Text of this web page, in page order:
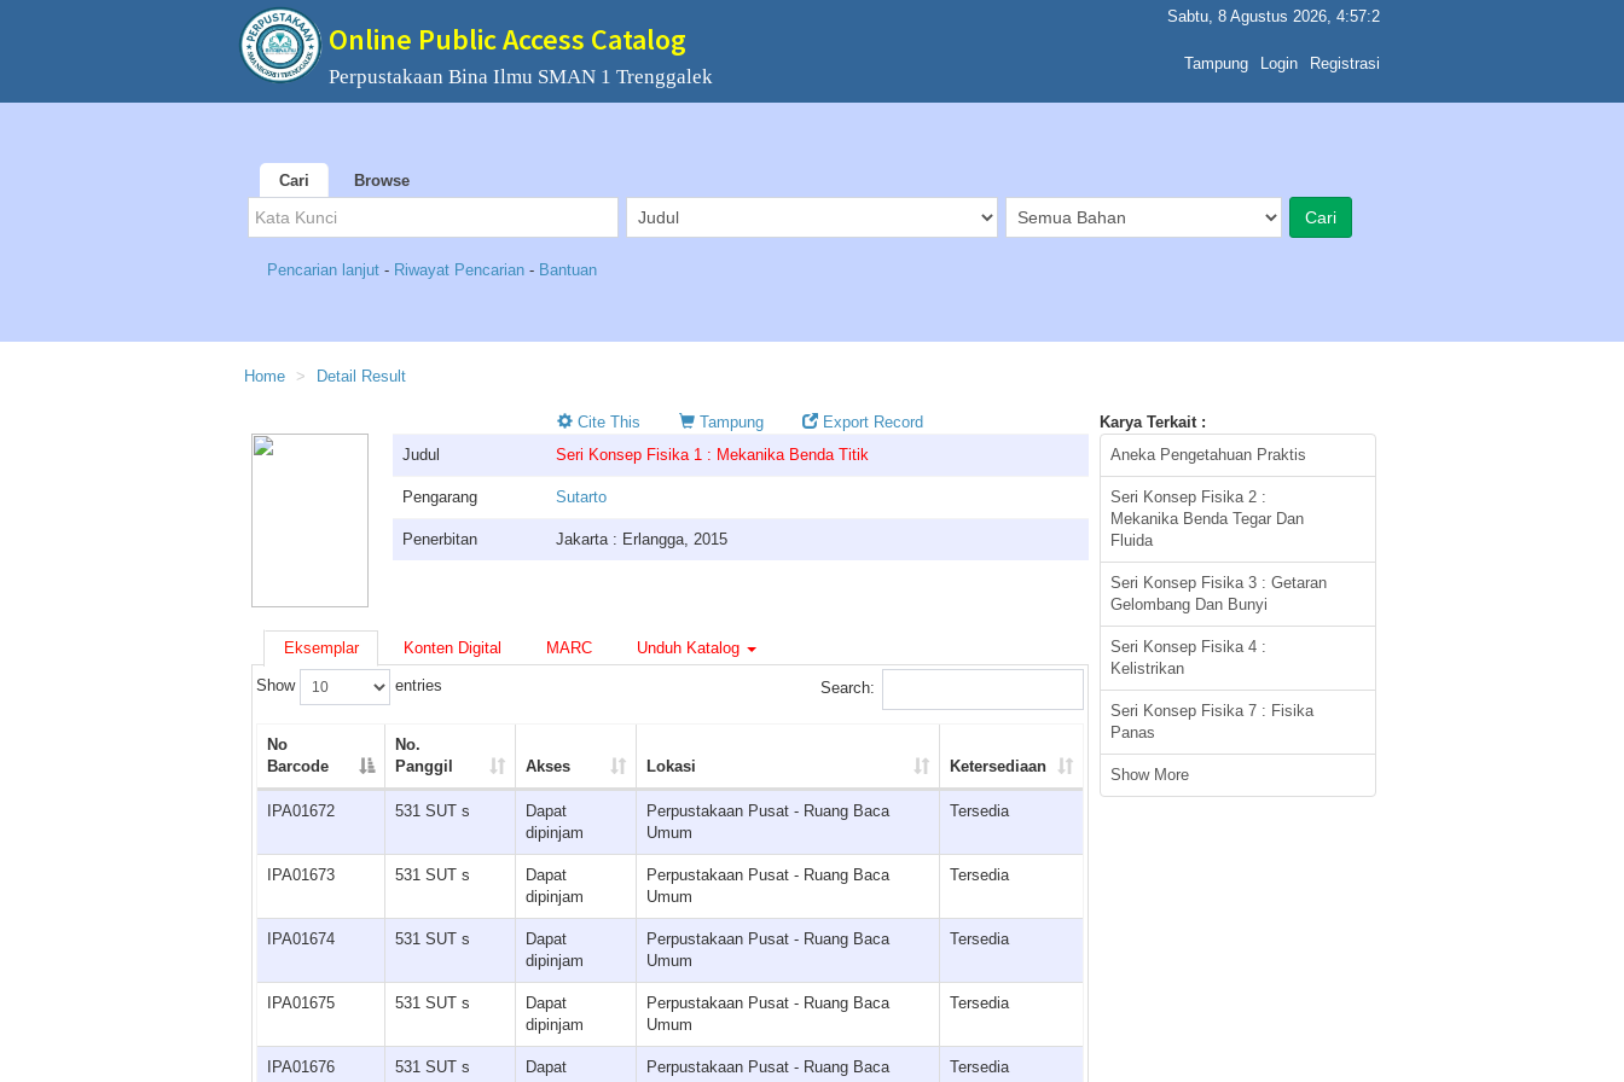
Online Public Access Catalog
Perpustakaan Bina Ilmu SMAN 1 Trenggalek
Sabtu, 8 Agustus 2026, 4:57:2
Tampung Login Registrasi
Cari Browse
Pencarian lanjut - Riwayat Pencarian - Bantuan
Home Detail Result
Cite This Tampung
Export Record
Judul
Seri Konsep Fisika 1 : Mekanika Benda Titik
Pengarang Sutarto
Penerbitan Jakarta : Erlangga, 2015
Eksemplar Konten Digital MARC Unduh Katalog
Show entries Search:
No
Barcode
No.
Panggil
Akses Lokasi Ketersediaan
IPA01672 531 SUT s
Dapat
dipinjam
Perpustakaan Pusat - Ruang Baca
Umum
Tersedia
IPA01673 531 SUT s
Dapat
dipinjam
Perpustakaan Pusat - Ruang Baca
Umum
Tersedia
IPA01674 531 SUT s
Dapat
dipinjam
Perpustakaan Pusat - Ruang Baca
Umum
Tersedia
IPA01675 531 SUT s
Dapat
dipinjam
Perpustakaan Pusat - Ruang Baca
Umum
Tersedia
IPA01676 531 SUT s
Dapat
Perpustakaan Pusat - Ruang Baca
Tersedia
Karya Terkait :
Aneka Pengetahuan Praktis
Seri Konsep Fisika 2 :
Mekanika Benda Tegar Dan
Fluida
Seri Konsep Fisika 3 : Getaran
Gelombang Dan Bunyi
Seri Konsep Fisika 4 :
Kelistrikan
Seri Konsep Fisika 7 : Fisika
Panas
Show More